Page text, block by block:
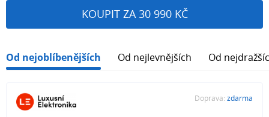
KOUPIT ZA 30 990 KČ
Od nejoblíbenějších Od nejlevnějších Od
Doprava: zdarma